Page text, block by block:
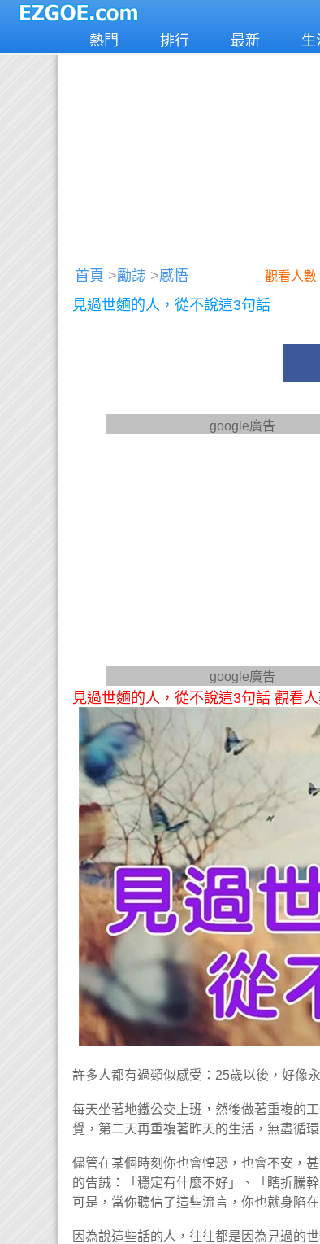
熱門 排行 最新 生
首頁 >勵誌 >感悟 觀看人數
見過世麵的人，從不說這3句話
google廣告
google廣告
見過世麵的人，從不說這3句話 觀看
許多人都有過類似感受：25歲以後，好像
每天坐著地鐵公交上班，然後做著重複的
覺，第二天再重複著昨天的生活，無盡循環
儘管在某個時刻你也會惶恐，也會不安，
的告誡：「穩定有什麼不好」、「瞎折騰
可是，當你聽信了這些流言，你也就身陷
因為說這些話的人，往往都是因為見過的